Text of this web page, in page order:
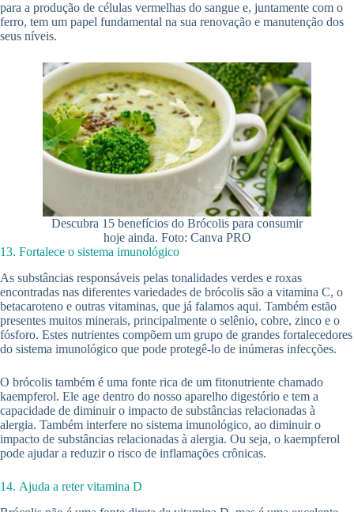
para a produção de células vermelhas do sangue e, juntamente com o
ferro, tem um papel fundamental na sua renovação e manutenção dos
seus níveis.
Descubra 15 benefícios do Brócolis para consumir
hoje ainda. Foto: Canva PRO
13. Fortalece o sistema imunológico
As substâncias responsáveis pelas tonalidades verdes e roxas
encontradas nas diferentes variedades de brócolis são a vitamina C, o
betacaroteno e outras vitaminas, que já falamos aqui. Também estão
presentes muitos minerais, principalmente o selênio, cobre, zinco e o
fósforo. Estes nutrientes compõem um grupo de grandes fortalecedores
do sistema imunológico que pode protegê-lo de inúmeras infecções.
O brócolis também é uma fonte rica de um fitonutriente chamado
kaempferol. Ele age dentro do nosso aparelho digestório e tem a
capacidade de diminuir o impacto de substâncias relacionadas à
alergia. Também interfere no sistema imunológico, ao diminuir o
impacto de substâncias relacionadas à alergia. Ou seja, o kaempferol
pode ajudar a reduzir o risco de inflamações crônicas.
14. Ajuda a reter vitamina D